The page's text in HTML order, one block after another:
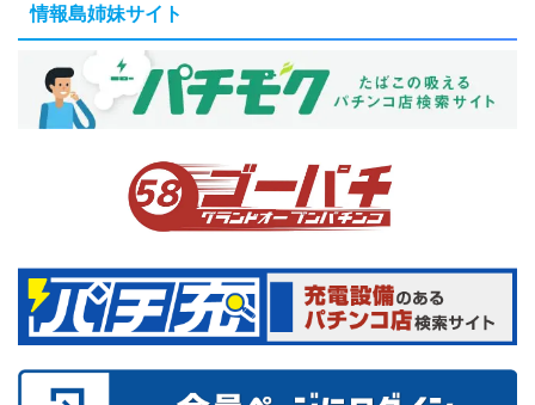
情報島姉妹サイト